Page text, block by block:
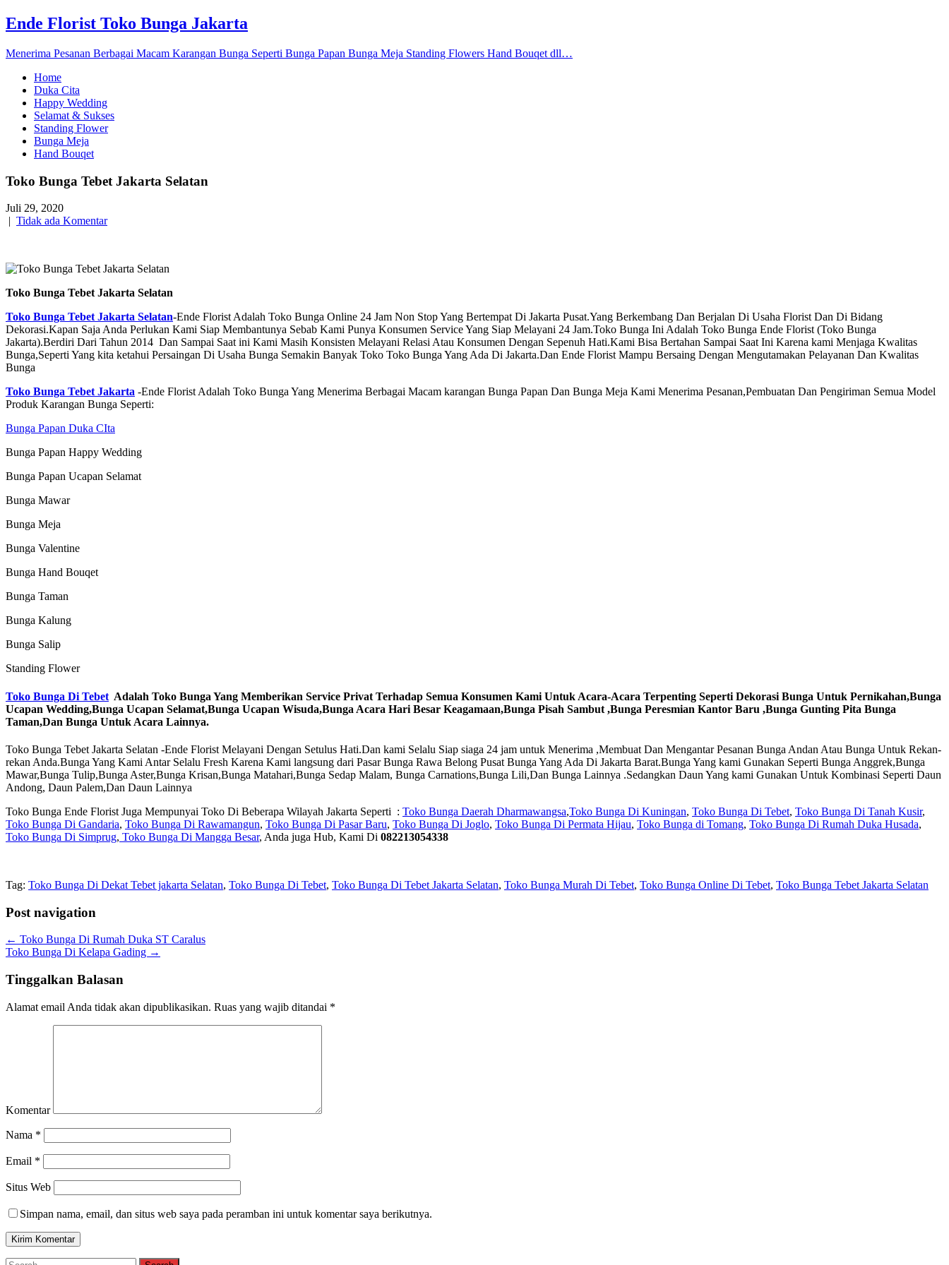
Ende Florist Toko Bunga Jakarta
Menerima Pesanan Berbagai Macam Karangan Bunga Seperti Bunga Papan Bunga Meja Standing Flowers Hand Bouqet dll…
Home
Duka Cita
Happy Wedding
Selamat & Sukses
Standing Flower
Bunga Meja
Hand Bouqet
Toko Bunga Tebet Jakarta Selatan
Juli 29, 2020
| Tidak ada Komentar
Toko Bunga Tebet Jakarta Selatan
Toko Bunga Tebet Jakarta Selatan-Ende Florist Adalah Toko Bunga Online 24 Jam Non Stop Yang Bertempat Di Jakarta Pusat.Yang Berkembang Dan Berjalan Di Usaha Florist Dan Di Bidang
Dekorasi.Kapan Saja Anda Perlukan Kami Siap Membantunya Sebab Kami Punya Konsumen Service Yang Siap Melayani 24 Jam.Toko Bunga Ini Adalah Toko Bunga Ende Florist (Toko Bunga
Jakarta).Berdiri Dari Tahun 2014 Dan Sampai Saat ini Kami Masih Konsisten Melayani Relasi Atau Konsumen Dengan Sepenuh Hati.Kami Bisa Bertahan Sampai Saat Ini Karena kami Menjaga Kwalitas
Bunga,Seperti Yang kita ketahui Persaingan Di Usaha Bunga Semakin Banyak Toko Toko Bunga Yang Ada Di Jakarta.Dan Ende Florist Mampu Bersaing Dengan Mengutamakan Pelayanan Dan Kwalitas
Bunga
Toko Bunga Tebet Jakarta -Ende Florist Adalah Toko Bunga Yang Menerima Berbagai Macam karangan Bunga Papan Dan Bunga Meja Kami Menerima Pesanan,Pembuatan Dan Pengiriman Semua Model
Produk Karangan Bunga Seperti:
Bunga Papan Duka CIta
Bunga Papan Happy Wedding
Bunga Papan Ucapan Selamat
Bunga Mawar
Bunga Meja
Bunga Valentine
Bunga Hand Bouqet
Bunga Taman
Bunga Kalung
Bunga Salip
Standing Flower
Toko Bunga Di Tebet Adalah Toko Bunga Yang Memberikan Service Privat Terhadap Semua Konsumen Kami Untuk Acara-Acara Terpenting Seperti Dekorasi Bunga Untuk Pernikahan,Bunga
Ucapan Wedding,Bunga Ucapan Selamat,Bunga Ucapan Wisuda,Bunga Acara Hari Besar Keagamaan,Bunga Pisah Sambut ,Bunga Peresmian Kantor Baru ,Bunga Gunting Pita Bunga
Taman,Dan Bunga Untuk Acara Lainnya.
Toko Bunga Tebet Jakarta Selatan -Ende Florist Melayani Dengan Setulus Hati.Dan kami Selalu Siap siaga 24 jam untuk Menerima ,Membuat Dan Mengantar Pesanan Bunga Andan Atau Bunga Untuk Rekan-
rekan Anda.Bunga Yang Kami Antar Selalu Fresh Karena Kami langsung dari Pasar Bunga Rawa Belong Pusat Bunga Yang Ada Di Jakarta Barat.Bunga Yang kami Gunakan Seperti Bunga Anggrek,Bunga
Mawar,Bunga Tulip,Bunga Aster,Bunga Krisan,Bunga Matahari,Bunga Sedap Malam, Bunga Carnations,Bunga Lili,Dan Bunga Lainnya .Sedangkan Daun Yang kami Gunakan Untuk Kombinasi Seperti Daun
Andong, Daun Palem,Dan Daun Lainnya
Toko Bunga Ende Florist Juga Mempunyai Toko Di Beberapa Wilayah Jakarta Seperti : Toko Bunga Daerah Dharmawangsa,Toko Bunga Di Kuningan, Toko Bunga Di Tebet, Toko Bunga Di Tanah Kusir,
Toko Bunga Di Gandaria, Toko Bunga Di Rawamangun, Toko Bunga Di Pasar Baru, Toko Bunga Di Joglo, Toko Bunga Di Permata Hijau, Toko Bunga di Tomang, Toko Bunga Di Rumah Duka Husada,
Toko Bunga Di Simprug, Toko Bunga Di Mangga Besar, Anda juga Hub, Kami Di 082213054338
Tag: Toko Bunga Di Dekat Tebet jakarta Selatan, Toko Bunga Di Tebet, Toko Bunga Di Tebet Jakarta Selatan, Toko Bunga Murah Di Tebet, Toko Bunga Online Di Tebet, Toko Bunga Tebet Jakarta Selatan
Post navigation
← Toko Bunga Di Rumah Duka ST Caralus
Toko Bunga Di Kelapa Gading →
Tinggalkan Balasan
Alamat email Anda tidak akan dipublikasikan. Ruas yang wajib ditandai *
Komentar
Nama *
Email *
Situs Web
Simpan nama, email, dan situs web saya pada peramban ini untuk komentar saya berikutnya.